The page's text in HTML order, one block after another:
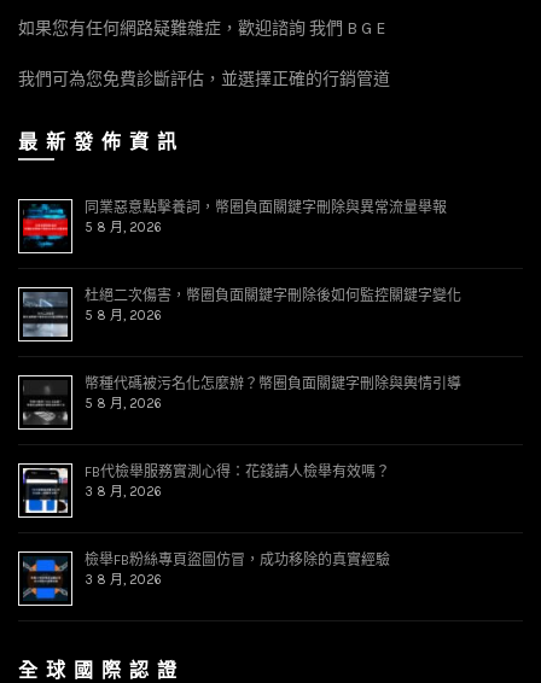
如果您有任何網路疑難雜症，歡迎諮詢 我們 B G E
我們可為您免費診斷評估，並選擇正確的行銷管道
最 新 發 佈 資 訊
同業惡意點擊養詞，幣圈負面關鍵字刪除與異常流量舉報
5 8 月, 2026
杜絕二次傷害，幣圈負面關鍵字刪除後如何監控關鍵字變化
5 8 月, 2026
幣種代碼被污名化怎麼辦？幣圈負面關鍵字刪除與輿情引導
5 8 月, 2026
FB代檢舉服務實測心得：花錢請人檢舉有效嗎？
3 8 月, 2026
檢舉FB粉絲專頁盜圖仿冒，成功移除的真實經驗
3 8 月, 2026
全 球 國 際 認 證